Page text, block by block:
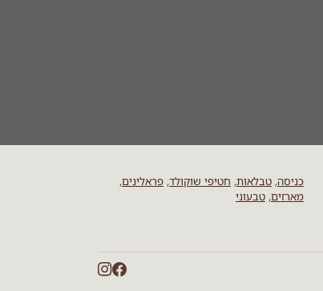
כניסה, טבלאות, חטיפי שוקולד, פראלינים,
מארזים, טבעוני